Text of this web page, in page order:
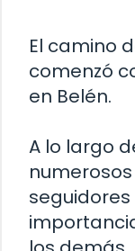
El camino
comenzó
en Belén.
A lo largo